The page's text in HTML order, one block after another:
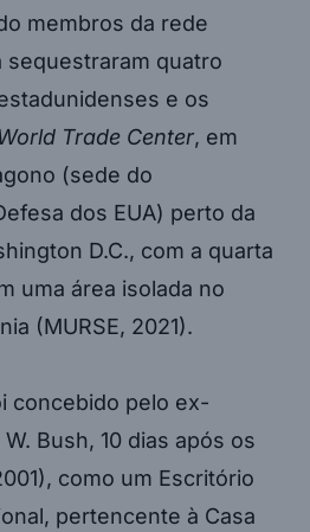
membros da rede
sequestraram quatro
e os
World Trade Center, em
(sede do
dos EUA) perto da
D.C., com a quarta
uma área isolada no
(MURSE, 2021).
concebido pelo ex-
Bush, 10 dias após os
como um Escritório
pertencente à Casa